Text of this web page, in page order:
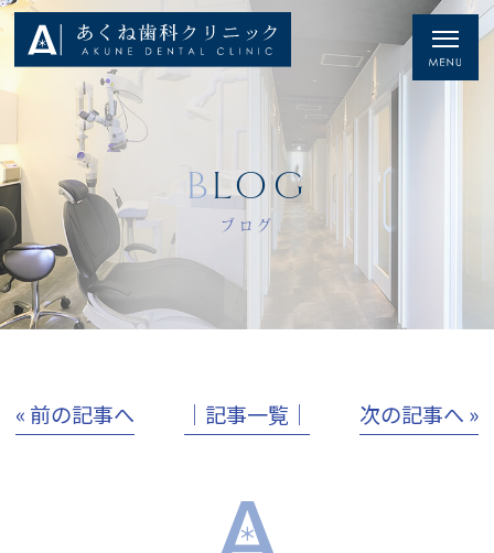
BLOG
ブログ
« 前の記事へ │記事一覧│ 次の記事へ »